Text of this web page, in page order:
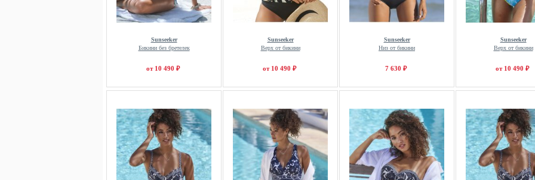
Sunseeker
Бикини без бретелек
от 10 490 ₽
Sunseeker
Верх от бикини
от 10 490 ₽
Sunseeker
Низ от бикини
7 630 ₽
Sunseeker
Верх от бикини
от 10 490 ₽